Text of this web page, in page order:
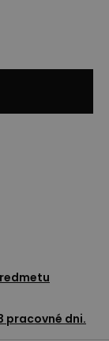
pracovné dni.